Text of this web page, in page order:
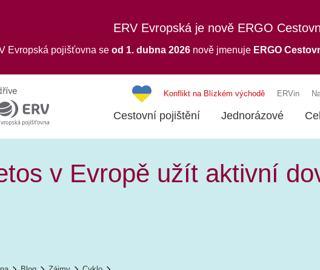
ERV Evropská je nově ERGO
Evropská pojišťovna se od 1. dubna 2026 nově jmenuje ERGO
Konflikt na Blízkém východě ERVin
Cestovní pojištění Jednorázové
v Evropě užít aktivní